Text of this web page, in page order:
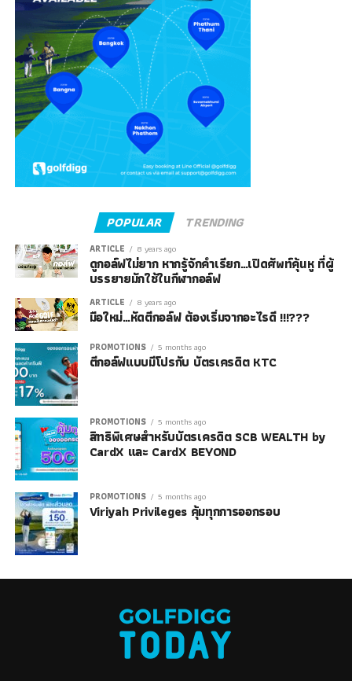
POPULAR TRENDING
ARTICLE 8 years ago
ดูกอล์ฟไม่ยาก หากรู้จักคำเรียก…เปิดศัพท์คุ้นหู ที่ผู้
บรรยายมักใช้ในกีฬากอล์ฟ
ARTICLE 8 years ago
มือใหม่…หัดตีกอล์ฟ ต้องเริ่มจากอะไรดี !!!???
PROMOTIONS 5 months ago
ตีกอล์ฟแบบมีโปรกับ บัตรเครดิต KTC
PROMOTIONS 5 months ago
สิทธิพิเศษสำหรับบัตรเครดิต SCB WEALTH by
CardX และ CardX BEYOND
PROMOTIONS 5 months ago
Viriyah Privileges คุ้มทุกการออกรอบ